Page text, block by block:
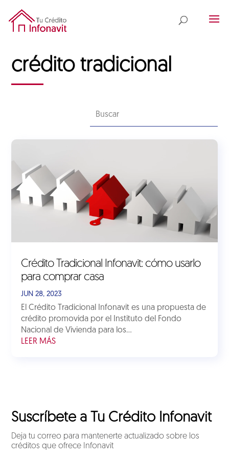
crédito tradicional
Crédito Tradicional Infonavit: cómo usarlo
para comprar casa
JUN 28, 2023
El Crédito Tradicional Infonavit es una propuesta de
crédito promovida por el Instituto del Fondo
Nacional de Vivienda para los...
LEER MÁS
Suscríbete a Tu Crédito Infonavit
Deja tu correo para mantenerte actualizado sobre los
créditos que ofrece Infonavit